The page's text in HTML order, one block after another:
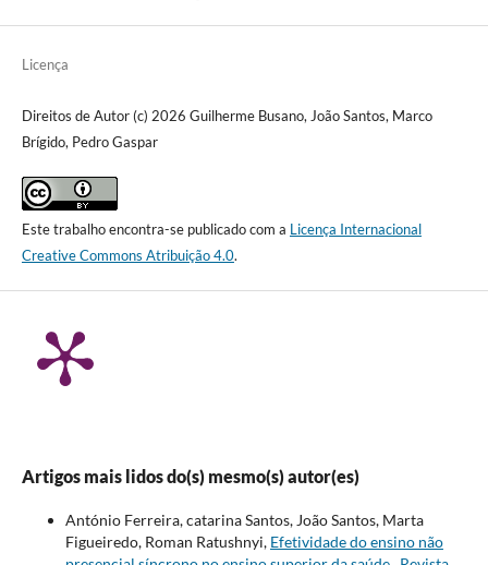
Licença
Direitos de Autor (c) 2026 Guilherme Busano, João Santos, Marco
Brígido, Pedro Gaspar
Este trabalho encontra-se publicado com a Licença Internacional
Creative Commons Atribuição 4.0.
Artigos mais lidos do(s) mesmo(s) autor(es)
António Ferreira, catarina Santos, João Santos, Marta
Figueiredo, Roman Ratushnyi, Efetividade do ensino não